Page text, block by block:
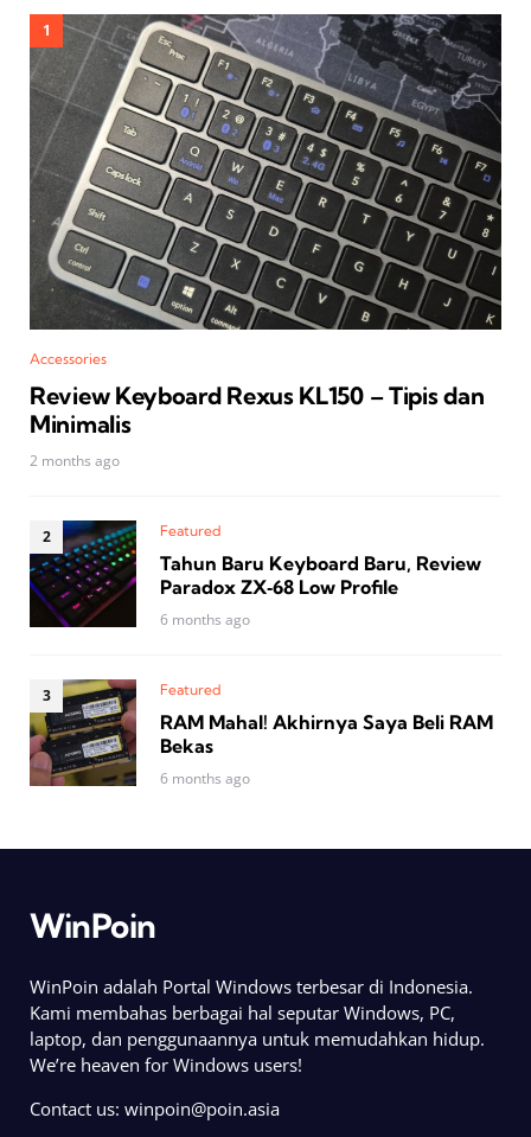
Accessories
Review Keyboard Rexus KL150 – Tipis dan
Minimalis
2 months ago
Featured
Tahun Baru Keyboard Baru, Review
Paradox ZX‑68 Low Profile
6 months ago
Featured
RAM Mahal! Akhirnya Saya Beli RAM
Bekas
6 months ago
WinPoin
WinPoin adalah Portal Windows terbesar di Indonesia.
Kami membahas berbagai hal seputar Windows, PC,
laptop, dan penggunaannya untuk memudahkan hidup.
We’re heaven for Windows users!
Contact us: winpoin@poin.asia